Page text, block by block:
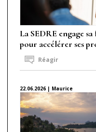
La SEDRE engage
pour accélérer ses
Réagir
22.06.2026 | Maurice